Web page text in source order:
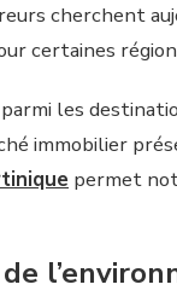
cherchent
certaines
les
immobilier
permet
de